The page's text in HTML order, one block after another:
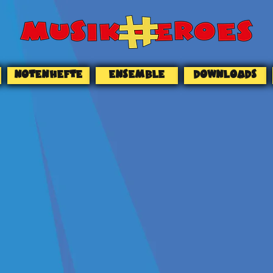
NOTENHEFTE ENSEMBLE DOWNLOADS